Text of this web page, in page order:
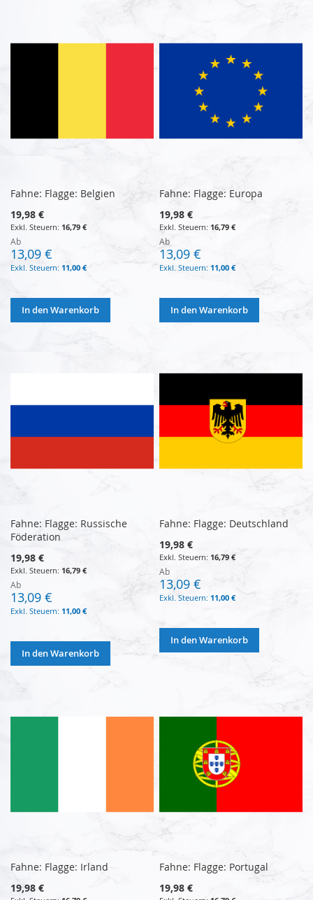
Fahne: Flagge: Belgien
19,98 €
16,79 €
Ab
13,09 €
11,00 €
In den Warenkorb
Fahne: Flagge: Europa
19,98 €
16,79 €
Ab
13,09 €
11,00 €
In den Warenkorb
Fahne: Flagge: Russische
Föderation
19,98 €
16,79 €
Ab
13,09 €
11,00 €
In den Warenkorb
Fahne: Flagge: Deutschland
19,98 €
16,79 €
Ab
13,09 €
11,00 €
In den Warenkorb
Fahne: Flagge: Irland
19,98 €
Fahne: Flagge: Portugal
19,98 €